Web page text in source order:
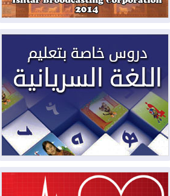
2026-08-03رئيس إقليم كوردستان في
2026-08-03العراق يؤكد مجدداً التزامه
بمنع الهجمات على الدول المجاورة
2026-08-03العجز والاقتراض يطوقان
المالية العراقية.. اقتراض يتجاوز 3 تريليونات
دينار!
2026-08-03كوبا تغرق في الظلام مجددا